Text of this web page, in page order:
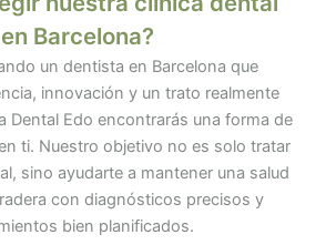
en Barcelona?​
un dentista en Barcelona que
innovación y un trato realmente
Dental Edo encontrarás una forma de
ti. Nuestro objetivo no es solo tratar
sino ayudarte a mantener una salud
con diagnósticos precisos y
bien planificados.